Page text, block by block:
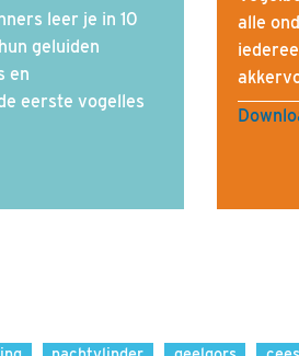
leer je in 10
geluiden
en
eerste vogelles
alle